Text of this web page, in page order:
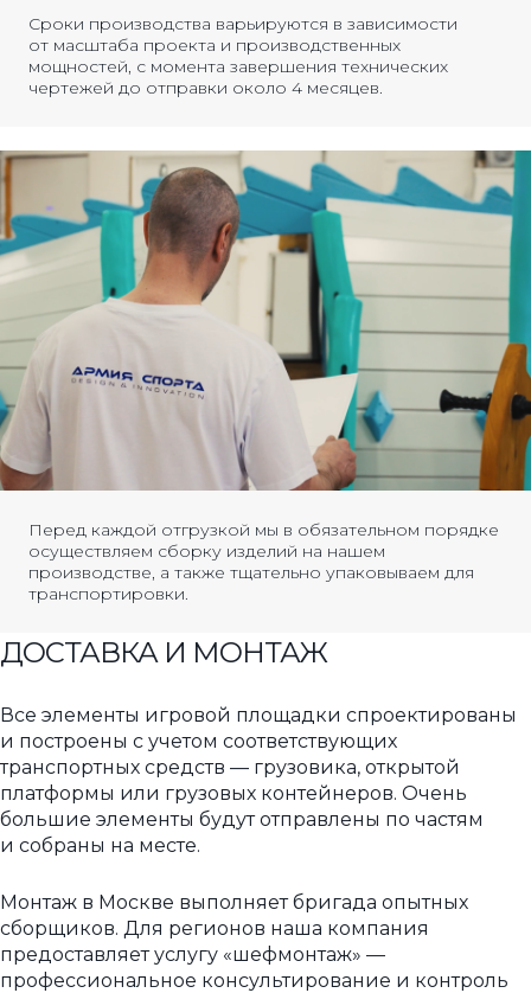
Сроки производства варьируются в зависимости
от масштаба проекта и производственных
мощностей, с момента завершения технических
чертежей до отправки около 4 месяцев.
Перед каждой отгрузкой мы в обязательном порядке
осуществляем сборку изделий на нашем
производстве, а также тщательно упаковываем для
транспортировки.
ДОСТАВКА И МОНТАЖ
Все элементы игровой площадки спроектированы
и построены с учетом соответствующих
транспортных средств — грузовика, открытой
платформы или грузовых контейнеров. Очень
большие элементы будут отправлены по частям
и собраны на месте.
Монтаж в Москве выполняет бригада опытных
сборщиков. Для регионов наша компания
предоставляет услугу «шефмонтаж» —
профессиональное консультирование и контроль